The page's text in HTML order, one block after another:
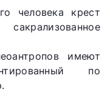
человека крест
имеют
по